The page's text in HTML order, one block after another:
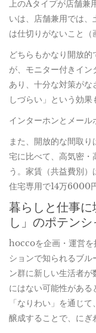
上のAタイプが店舗兼
いは、店舗兼用では
は仕切りがないこと（
どちらもかなり開放
が、モニター付きイ
あり、十分な対策が
しづらい」という効果
インターホンとメール
また、開放的な間取
宅に比べて、高気密・
う。家賃（共益費別）
住宅専用で14万6000
暮らしと仕事
し」のポテン
hoccoを企画・運営を
ションで知られるブル
ン群に新しい生活者
にはない可能性があ
「なりわい」を通じ
醸成することで、にぎ